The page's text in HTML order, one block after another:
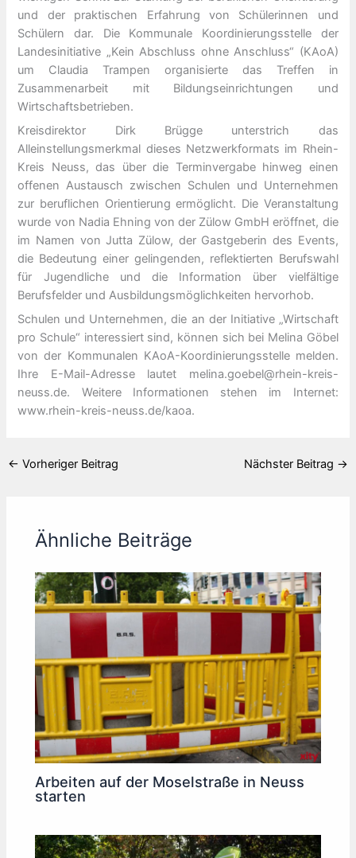
und der praktischen Erfahrung von Schülerinnen und
Schülern dar. Die Kommunale Koordinierungsstelle der
Landesinitiative „Kein Abschluss ohne Anschluss“ (KAoA)
um Claudia Trampen organisierte das Treffen in
Zusammenarbeit mit Bildungseinrichtungen und
Wirtschaftsbetrieben.
Kreisdirektor Dirk Brügge unterstrich das
Alleinstellungsmerkmal dieses Netzwerkformats im Rhein-
Kreis Neuss, das über die Terminvergabe hinweg einen
offenen Austausch zwischen Schulen und Unternehmen
zur beruflichen Orientierung ermöglicht. Die Veranstaltung
wurde von Nadia Ehning von der Zülow GmbH eröffnet, die
im Namen von Jutta Zülow, der Gastgeberin des Events,
die Bedeutung einer gelingenden, reflektierten Berufswahl
für Jugendliche und die Information über vielfältige
Berufsfelder und Ausbildungsmöglichkeiten hervorhob.
Schulen und Unternehmen, die an der Initiative „Wirtschaft
pro Schule“ interessiert sind, können sich bei Melina Göbel
von der Kommunalen KAoA-Koordinierungsstelle melden.
Ihre E-Mail-Adresse lautet melina.goebel@rhein-kreis-
neuss.de. Weitere Informationen stehen im Internet:
www.rhein-kreis-neuss.de/kaoa.
← Vorheriger Beitrag Nächster Beitrag →
Ähnliche Beiträge
Arbeiten auf der Moselstraße in Neuss
starten